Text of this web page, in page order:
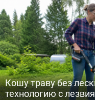
Кошу траву без
технологию с